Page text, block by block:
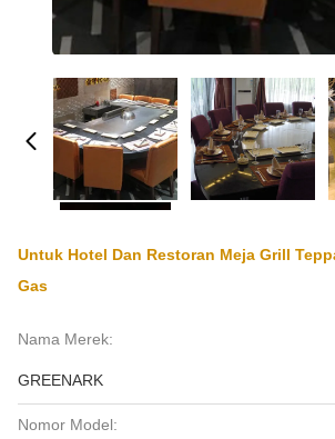
Untuk Hotel Dan Restoran Meja Grill
Gas
Nama Merek:
GREENARK
Nomor Model: